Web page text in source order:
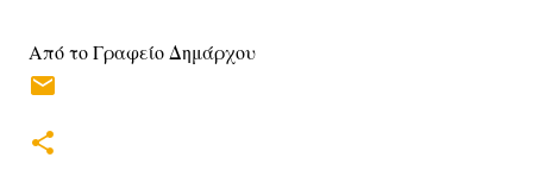
Από το Γραφείο Δημάρχου